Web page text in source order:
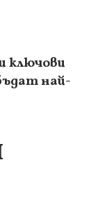
ключови
най-